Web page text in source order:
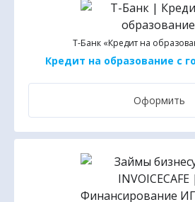
Т-Банк «Кредит на
Кредит на образование с
Оформить